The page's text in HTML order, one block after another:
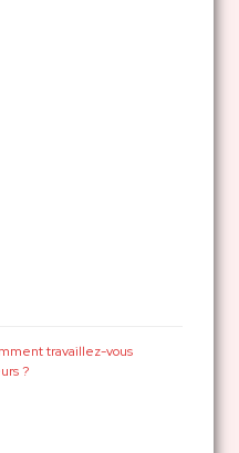
travaillez-vous
?